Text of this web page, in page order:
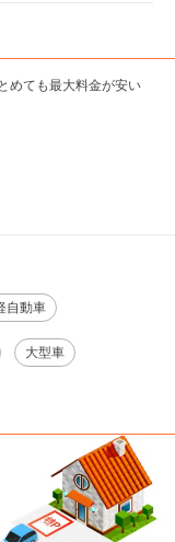
めても最大料金が安い
自動車
大型車